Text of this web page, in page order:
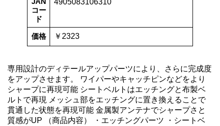
コー
ド
4905083106310
価格 ￥2323
専用設計のディテールアップパーツにより、さらに完成度
をアップさせます。 ワイパーやキャッチピンなどをより
シャープに再現可能 シートベルトはエッチングと布製ベ
ルトで再現 メッシュ部をエッチングに置き換えることで
貫通した状態を再現可能 金属製アンテナでシャープさと
質感がUP （商品内容） ・エッチングパーツ ・シートベ